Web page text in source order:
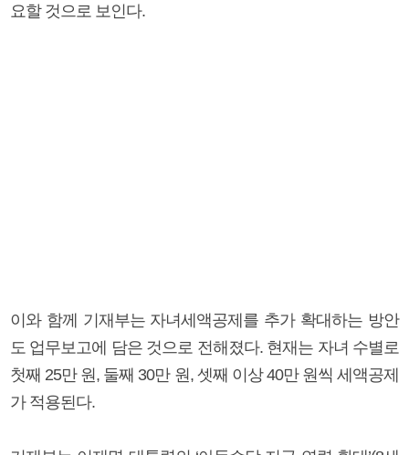
요할 것으로 보인다.
이와 함께 기재부는 자녀세액공제를 추가 확대하는 방안
도 업무보고에 담은 것으로 전해졌다. 현재는 자녀 수별로
첫째 25만 원, 둘째 30만 원, 셋째 이상 40만 원씩 세액공제
가 적용된다.